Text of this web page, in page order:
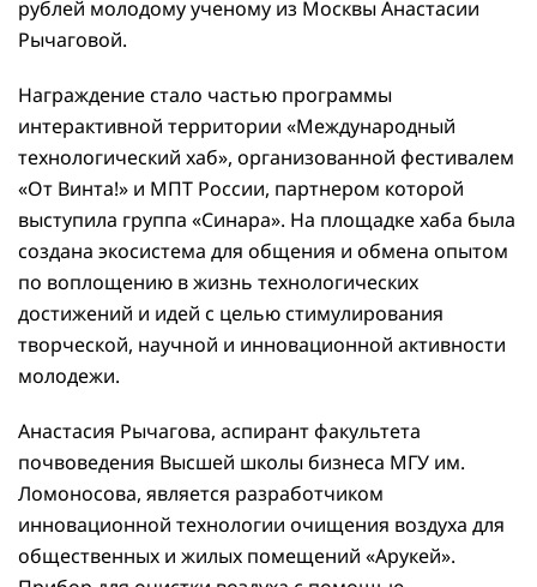
рублей молодому ученому из Москвы Анастасии
Рычаговой.
Награждение стало частью программы
интерактивной территории «Международный
технологический хаб», организованной фестивалем
«От Винта!» и МПТ России, партнером которой
выступила группа «Синара». На площадке хаба была
создана экосистема для общения и обмена опытом
по воплощению в жизнь технологических
достижений и идей с целью стимулирования
творческой, научной и инновационной активности
молодежи.
Анастасия Рычагова, аспирант факультета
почвоведения Высшей школы бизнеса МГУ им.
Ломоносова, является разработчиком
инновационной технологии очищения воздуха для
общественных и жилых помещений «Арукей».